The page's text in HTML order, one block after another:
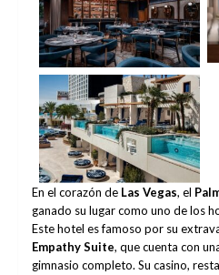
No Caption
No Caption
En el corazón de Las Vegas, el
ganado su lugar como uno de los
Este hotel es famoso por su
Empathy Suite, que cuenta con
gimnasio completo. Su casino,